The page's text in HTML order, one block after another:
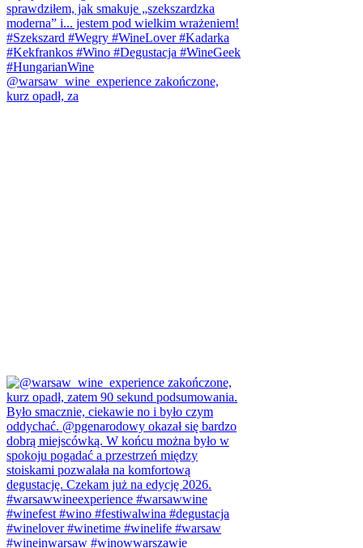
@warsaw_wine_experience zakończone,
kurz opadł, za